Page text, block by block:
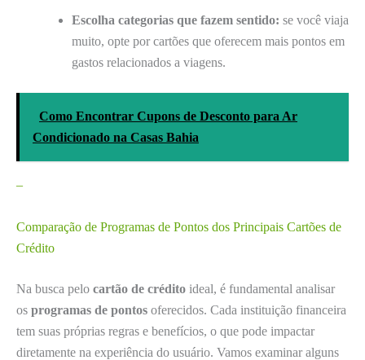
Escolha categorias que fazem sentido: se você viaja
muito, opte por cartões que oferecem mais pontos em
gastos relacionados a viagens.
Como Encontrar Cupons de Desconto para Ar
Condicionado na Casas Bahia
–
Comparação de Programas de Pontos dos Principais Cartões de
Crédito
Na busca pelo cartão de crédito ideal, é fundamental analisar
os programas de pontos oferecidos. Cada instituição financeira
tem suas próprias regras e benefícios, o que pode impactar
diretamente na experiência do usuário. Vamos examinar alguns